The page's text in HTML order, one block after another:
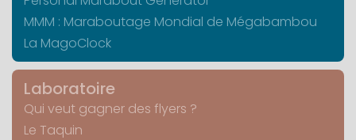
MMM : Maraboutage Mondial de Mégabambou
La MagoClock
Laboratoire
Qui veut gagner des flyers ?
Le Taquin